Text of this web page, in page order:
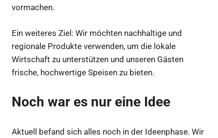
vormachen.
Ein weiteres Ziel: Wir möchten nachhaltige und
regionale Produkte verwenden, um die lokale
Wirtschaft zu unterstützen und unseren Gästen
frische, hochwertige Speisen zu bieten.
Noch war es nur eine Idee
Aktuell befand sich alles noch in der Ideenphase. Wir